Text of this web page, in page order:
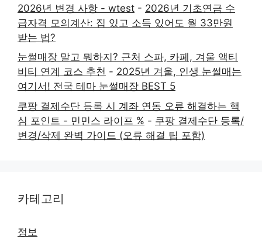
2026년 변경 사항 - wtest - 2026년 기초연금 수
급자격 모의계산: 집 있고 소득 있어도 월 33만원
받는 법?
눈썰매장 말고 뭐하지? 근처 스파, 카페, 겨울 액티
비티 연계 코스 추천 - 2025년 겨울, 인생 눈썰매는
여기서! 전국 테마 눈썰매장 BEST 5
쿠팡 결제수단 등록 시 계좌 연동 오류 해결하는 핵
심 포인트 - 민민스 라이프 % - 쿠팡 결제수단 등록/
변경/삭제 완벽 가이드 (오류 해결 팁 포함)
카테고리
정보